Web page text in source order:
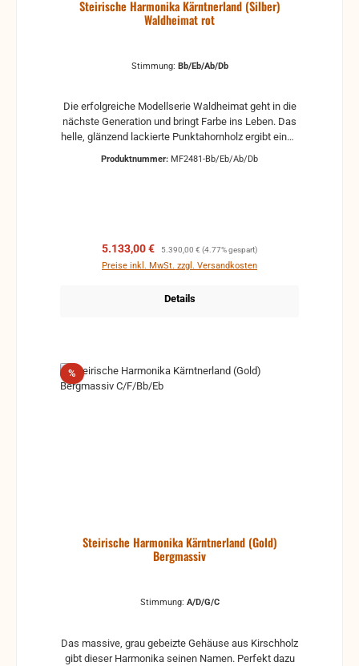
Steirische Harmonika Kärntnerland (Silber)
Waldheimat rot
Stimmung: Bb/Eb/Ab/Db
Die erfolgreiche Modellserie Waldheimat geht in die
nächste Generation und bringt Farbe ins Leben. Das
helle, glänzend lackierte Punktahornholz ergibt einen
Produktnummer: MF2481-Bb/Eb/Ab/Db
Verkaufspreis:
5.133,00 € Regulärer Preis:
5.390,00 € (4.77% gespart)
Preise inkl. MwSt. zzgl. Versandkosten
Details
%Rabatt
Steirische Harmonika Kärntnerland (Gold)
Bergmassiv
Stimmung: A/D/G/C
Das massive, grau gebeizte Gehäuse aus Kirschholz
gibt dieser Harmonika seinen Namen. Perfekt dazu